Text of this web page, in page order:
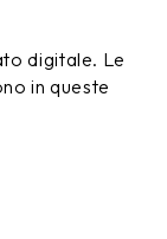
digitale. Le
in queste